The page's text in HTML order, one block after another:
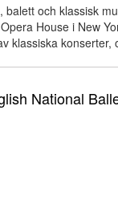
och klassisk
House i New
klassiska
National